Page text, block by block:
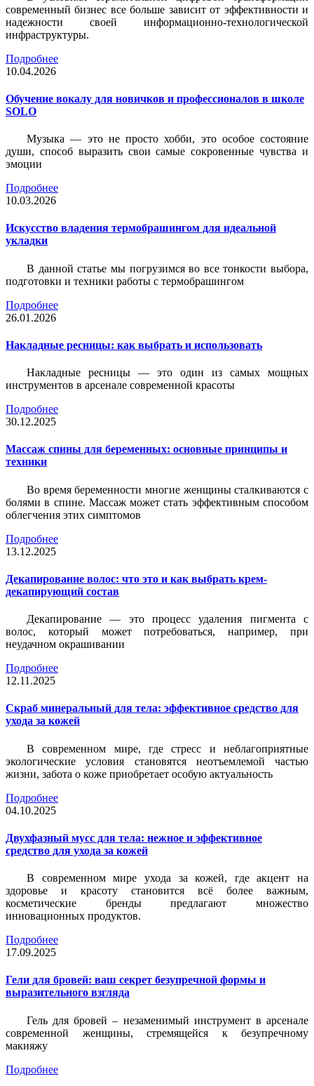
современный бизнес все больше зависит от эффективности и
надежности своей информационно-технологической
инфраструктуры.
Подробнее
10.04.2026
Обучение вокалу для новичков и профессионалов в школе
SOLO
Музыка — это не просто хобби, это особое состояние
души, способ выразить свои самые сокровенные чувства и
эмоции
Подробнее
10.03.2026
Искусство владения термобрашингом для идеальной
укладки
В данной статье мы погрузимся во все тонкости выбора,
подготовки и техники работы с термобрашингом
Подробнее
26.01.2026
Накладные ресницы: как выбрать и использовать
Накладные ресницы — это один из самых мощных
инструментов в арсенале современной красоты
Подробнее
30.12.2025
Массаж спины для беременных: основные принципы и
техники
Во время беременности многие женщины сталкиваются с
болями в спине. Массаж может стать эффективным способом
облегчения этих симптомов
Подробнее
13.12.2025
Декапирование волос: что это и как выбрать крем-
декапирующий состав
Декапирование — это процесс удаления пигмента с
волос, который может потребоваться, например, при
неудачном окрашивании
Подробнее
12.11.2025
Скраб минеральный для тела: эффективное средство для
ухода за кожей
В современном мире, где стресс и неблагоприятные
экологические условия становятся неотъемлемой частью
жизни, забота о коже приобретает особую актуальность
Подробнее
04.10.2025
Двухфазный мусс для тела: нежное и эффективное
средство для ухода за кожей
В современном мире ухода за кожей, где акцент на
здоровье и красоту становится всё более важным,
косметические бренды предлагают множество
инновационных продуктов.
Подробнее
17.09.2025
Гели для бровей: ваш секрет безупречной формы и
выразительного взгляда
Гель для бровей – незаменимый инструмент в арсенале
современной женщины, стремящейся к безупречному
макияжу
Подробнее